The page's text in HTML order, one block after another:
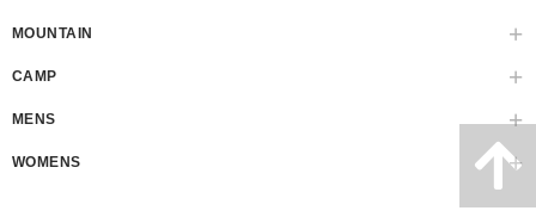
MOUNTAIN
CAMP
MENS
WOMENS